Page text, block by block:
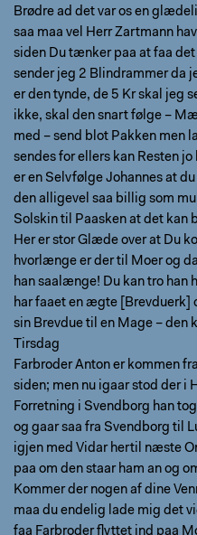
Brødre ad det var os en
saa maa vel Herr Zartmann
siden Du tænker paa at faa
sender jeg 2 Blindrammer da
er den tynde, de 5 Kr skal jeg
ikke, skal den snart følge –
med – send blot Pakken men
sendes for ellers kan Resten
er en Selvfølge Johannes at
den alligevel saa billig som
Solskin til Paasken at det kan
Her er stor Glæde over at Du
hvorlænge er der til Moer og
han saalænge! Du kan tro han
har faaet en ægte [Brevduerk]
sin Brevdue til en Mage – den
Tirsdag
Farbroder Anton er kommen
siden; men nu igaar stod der i
Forretning i Svendborg han
og gaar saa fra Svendborg til
igjen med Vidar hertil næste
paa om den staar ham an og
Kommer der nogen af dine
maa du endelig lade mig det
faa Farbroder flyttet ind paa